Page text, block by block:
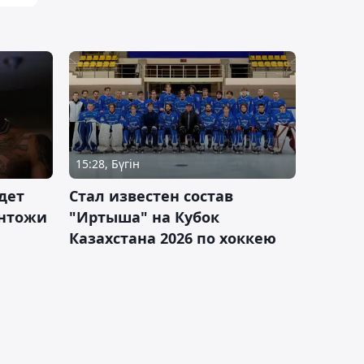
15:28, Бүгін
Стал известен состав
"Иртыша" на Кубок
Казахстана 2026 по хоккею